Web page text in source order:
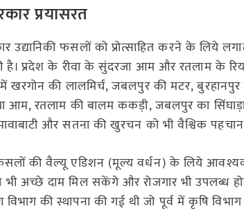
प्रयासरत
उद्यानिकी फसलों को प्रोत्साहित करने के लिये
है। प्रदेश के रीवा के सुंदरजा आम और रतलाम के
की लालमिर्च, जबलपुर की मटर,
आम, रतलाम की बालम ककड़ी, जबलपुर का
और सतना की खुरचन को भी वैश्विक
की वैल्यू एडिशन (मूल्य वर्धन) के लिये
भी अच्छे दाम मिल सकेंगे और रोजगार भी उपलब्ध
की स्थापना की गई थी जो पूर्व में कृषि